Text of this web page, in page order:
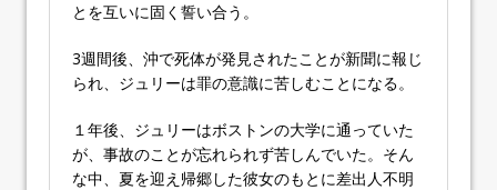
とを互いに固く誓い合う。
3週間後、沖で死体が発見されたことが新聞に報じ
られ、ジュリーは罪の意識に苦しむことになる。
１年後、ジュリーはボストンの大学に通っていた
が、事故のことが忘れられず苦しんでいた。そん
な中、夏を迎え帰郷した彼女のもとに差出人不明